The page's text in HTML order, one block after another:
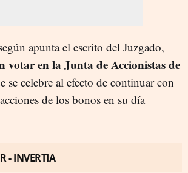
apunta el escrito del Juzgado,
votar en la Junta de Accionistas de
se celebre al efecto de continuar con
de los bonos en su día
- INVERTIA